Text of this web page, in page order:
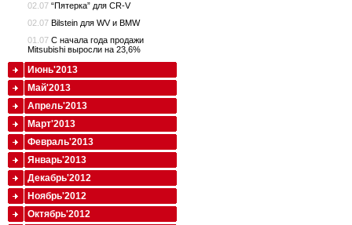
02.07 “Пятерка” для CR-V
02.07 Bilstein для WV и BMW
01.07 С начала года продажи
Mitsubishi выросли на 23,6%
Июнь'2013
Май'2013
Апрель'2013
Март'2013
Февраль'2013
Январь'2013
Декабрь'2012
Ноябрь'2012
Октябрь'2012